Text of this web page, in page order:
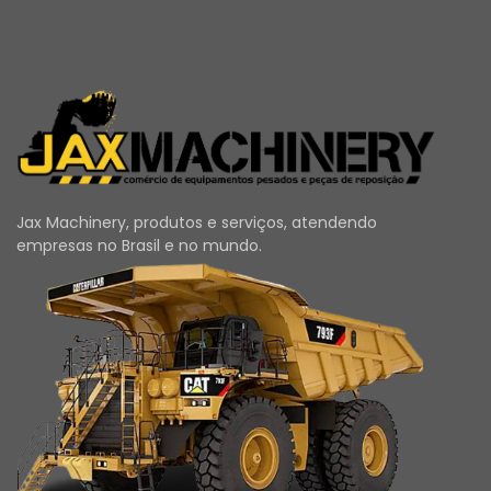
Jax Machinery, produtos e serviços, atendendo
empresas no Brasil e no mundo.